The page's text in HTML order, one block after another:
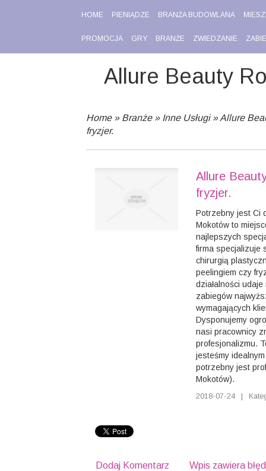
HOME PIENIĄDZE BRANŻA BUDOWLANA
PROMOCJA GRY BRANŻE ZWIEDZANIE
Allure Beauty
Home» Branże» Inne Usługi»Allure
fryzjer.
Allure
fryzjer.
Potrzebny jest Ci
Mokotów to
najlepszych
firma specjalizuje
chirurgią
peelingiem czy
działalności
zabiegów
wymagających
Dysponujemy
nasi pracownicy
profesjonalizmu.
jesteśmy
potrzebny jest
Mokotów).
2018-07-24 |
Dodaj Komentarz Wpis zawiera